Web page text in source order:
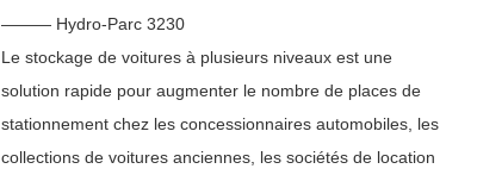
——— Hydro-Parc 3230
Le stockage de voitures à plusieurs niveaux est une
solution rapide pour augmenter le nombre de places de
stationnement chez les concessionnaires automobiles, les
collections de voitures anciennes, les sociétés de location